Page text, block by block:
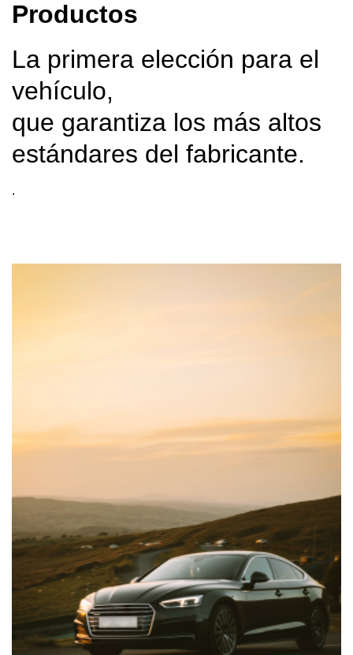
Productos
La primera elección para el
vehículo,
que garantiza los más altos
estándares del fabricante.
.